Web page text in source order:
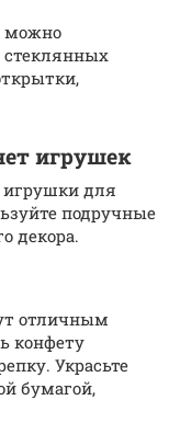
можно
стеклянных
игрушек
игрушки для
подручные
декора.
отличным
конфету
Украсьте
бумагой,